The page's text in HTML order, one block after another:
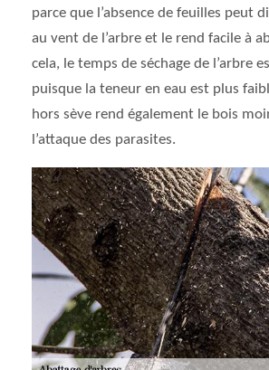
parce que l’absence de feuilles peut
au vent de l’arbre et le rend facile à
cela, le temps de séchage de l’arbre
puisque la teneur en eau est plus
hors sève rend également le bois
l’attaque des parasites.